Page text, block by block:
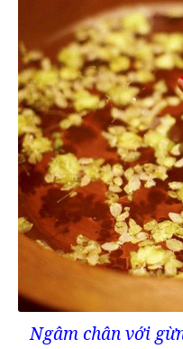
Ngâm chân với